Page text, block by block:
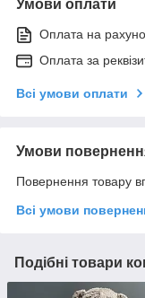
Умови оплати
Оплата на
Оплата за
Всі умови оплати
Умови
Повернення товару
Всі умови
Подібні товари